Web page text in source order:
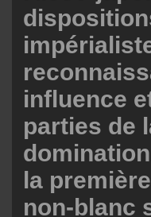
influence
parties de
la
non-blanc